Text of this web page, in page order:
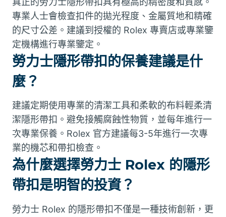
專業人士會檢查扣件的拋光程度、金屬質地和精確
的尺寸公差。建議到授權的 Rolex 專賣店或專業鑒
定機構進行專業鑒定。
勞力士隱形帶扣的保養建議是什
麼？
建議定期使用專業的清潔工具和柔軟的布料輕柔清
潔隱形帶扣。避免接觸腐蝕性物質，並每年進行一
次專業保養。Rolex 官方建議每3-5年進行一次專
業的機芯和帶扣檢查。
為什麼選擇勞力士 Rolex 的隱形
帶扣是明智的投資？
勞力士 Rolex 的隱形帶扣不僅是一種技術創新，更